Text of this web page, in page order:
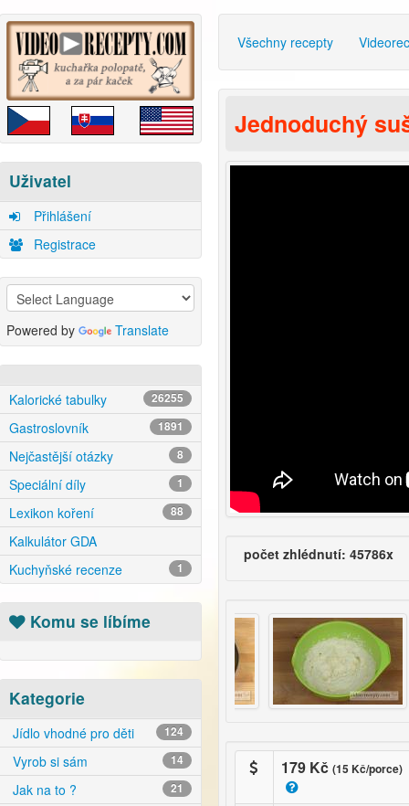
Uživatel
Přihlášení
Registrace
Powered by Translate
Kalorické tabulky 26255
Gastroslovník 1891
Nejčastější otázky 8
Speciální díly 1
Lexikon koření 88
Kalkulátor GDA
Kuchyňské recenze
1
Komu se líbíme
Kategorie
Jídlo vhodné pro děti 124
Vyrob si sám 14
Jak na to ? 21
Všechny recepty
Jednoduchý
počet zhlédnutí: 45786x
179 Kč (15 Kč/porce)